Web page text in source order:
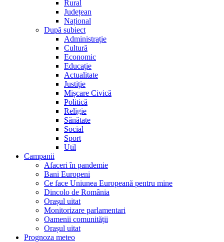
Rural
Județean
Național
După subiect
Administrație
Cultură
Economic
Educație
Actualitate
Justiție
Mișcare Civică
Politică
Religie
Sănătate
Social
Sport
Util
Campanii
Afaceri în pandemie
Bani Europeni
Ce face Uniunea Europeană pentru mine
Dincolo de România
Orașul uitat
Monitorizare parlamentari
Oamenii comunității
Orașul uitat
Prognoza meteo